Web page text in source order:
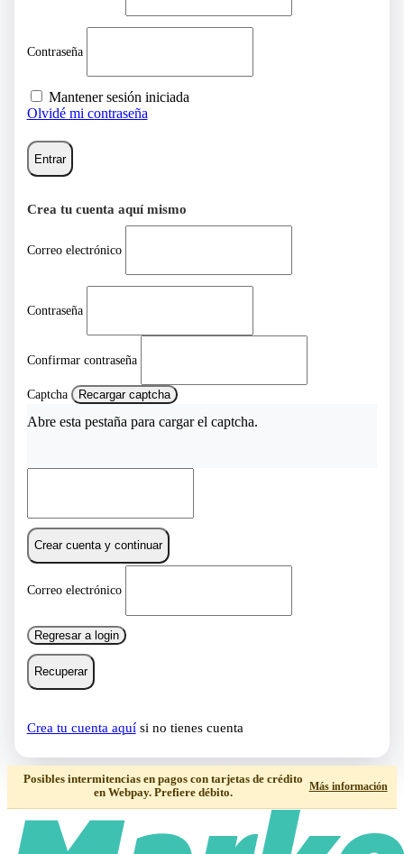
Contraseña
Mantener sesión iniciada
Olvidé mi contraseña
Entrar
Crea tu cuenta aquí mismo
Correo electrónico
Contraseña
Confirmar contraseña
Captcha Recargar captcha
Abre esta pestaña para cargar el captcha.
Crear cuenta y continuar
Correo electrónico
Regresar a login
Recuperar
Crea tu cuenta aquísi no tienes cuenta
Posibles intermitencias en pagos con tarjetas de crédito
en Webpay. Prefiere débito.
Más información